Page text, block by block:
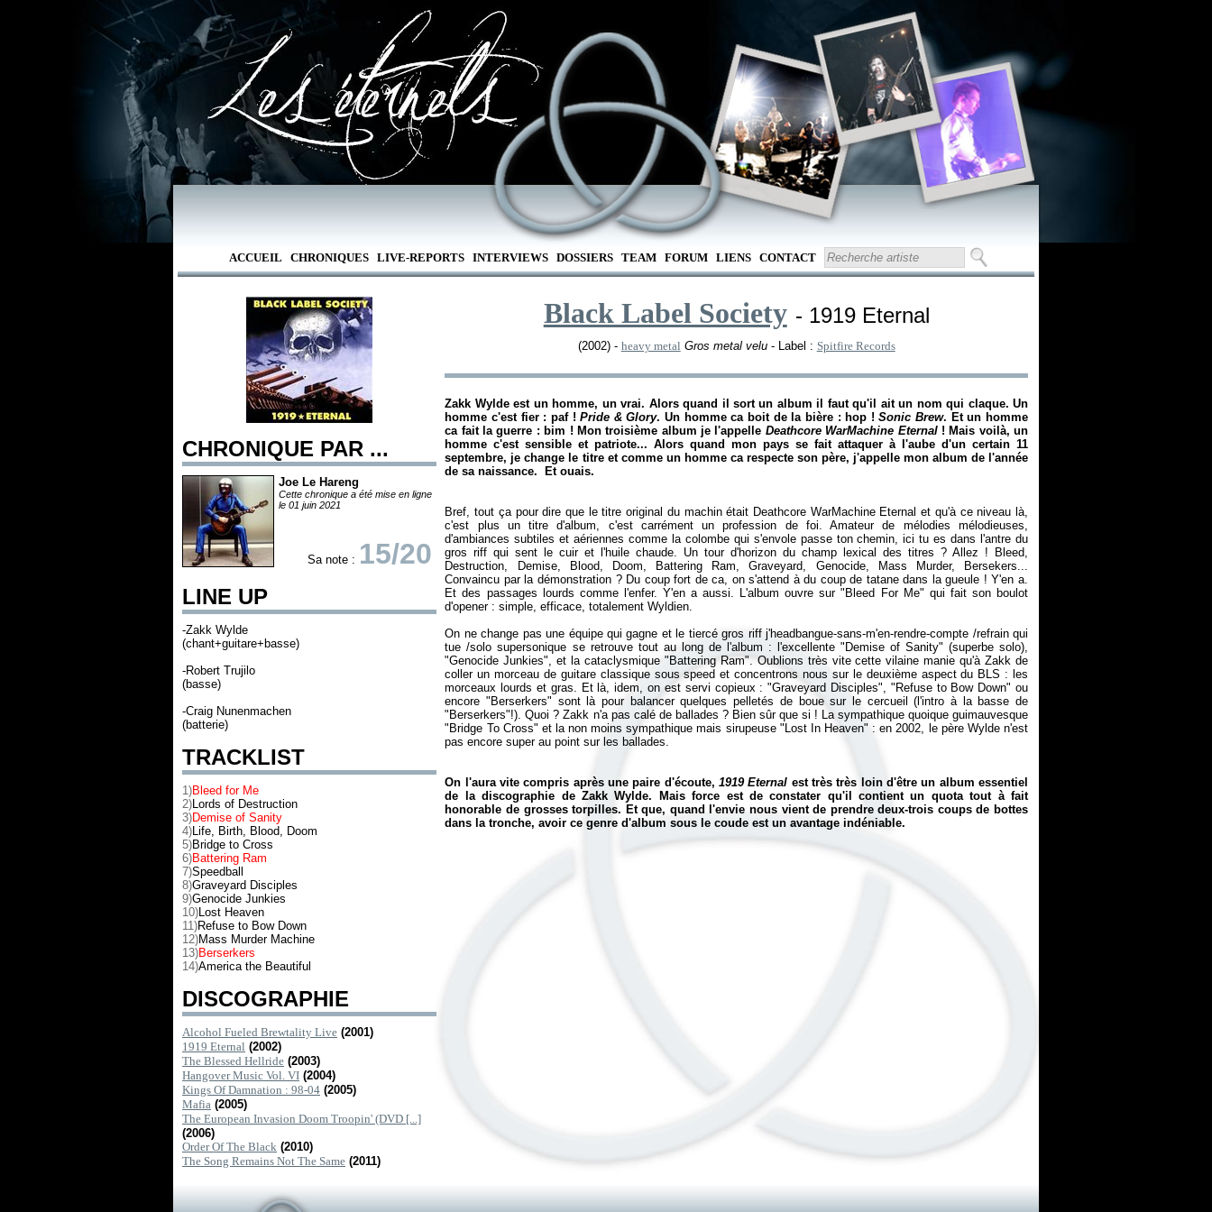
ACCUEIL CHRONIQUES LIVE-REPORTS INTERVIEWS DOSSIERS TEAM FORUM LIENS CONTACT
CHRONIQUE PAR ...
Joe Le Hareng
Cette chronique a été mise en ligne
le 01 juin 2021
Sa note : 15/20
LINE UP
-Zakk Wylde
(chant+guitare+basse)
-Robert Trujilo
(basse)
-Craig Nunenmachen
(batterie)
TRACKLIST
1)Bleed for Me
2)Lords of Destruction
3)Demise of Sanity
4)Life, Birth, Blood, Doom
5)Bridge to Cross
6)Battering Ram
7)Speedball
8)Graveyard Disciples
9)Genocide Junkies
10)Lost Heaven
11)Refuse to Bow Down
12)Mass Murder Machine
13)Berserkers
14)America the Beautiful
DISCOGRAPHIE
Alcohol Fueled Brewtality Live (2001)
1919 Eternal (2002)
The Blessed Hellride (2003)
Hangover Music Vol. VI (2004)
Kings Of Damnation : 98-04 (2005)
Mafia (2005)
The European Invasion Doom Troopin' (DVD [...]
(2006)
Order Of The Black (2010)
The Song Remains Not The Same (2011)
Black Label Society - 1919 Eternal
(2002) - heavy metal Gros metal velu- Label : Spitfire Records
Zakk Wylde est un homme, un vrai. Alors quand il sort un album il faut qu'il ait un nom qui claque. Un
homme c'est fier : paf !Pride & Glory. Un homme ca boit de la bière : hop !Sonic Brew. Et un homme
ca fait la guerre : bim ! Mon troisième album je l'appelle Deathcore WarMachine Eternal ! Mais voilà, un
homme c'est sensible et patriote... Alors quand mon pays se fait attaquer à l'aube d'un certain 11
septembre, je change le titre et comme un homme ca respecte son père, j'appelle mon album de l'année
de sa naissance. Et ouais.
Bref, tout ça pour dire que le titre original du machin était Deathcore WarMachine Eternal et qu'à ce niveau là,
c'est plus un titre d'album, c'est carrément un profession de foi. Amateur de mélodies mélodieuses,
d'ambiances subtiles et aériennes comme la colombe qui s'envole passe ton chemin, ici tu es dans l'antre du
gros riff qui sent le cuir et l'huile chaude. Un tour d'horizon du champ lexical des titres ? Allez ! Bleed,
Destruction, Demise, Blood, Doom, Battering Ram, Graveyard, Genocide, Mass Murder, Bersekers...
Convaincu par la démonstration ? Du coup fort de ca, on s'attend à du coup de tatane dans la gueule ! Y'en a.
Et des passages lourds comme l'enfer. Y'en a aussi. L'album ouvre sur "Bleed For Me" qui fait son boulot
d'opener : simple, efficace, totalement Wyldien.
On ne change pas une équipe qui gagne et le tiercé gros riff j'headbangue-sans-m'en-rendre-compte /refrain qui
tue /solo supersonique se retrouve tout au long de l'album : l'excellente "Demise of Sanity" (superbe solo),
"Genocide Junkies", et la cataclysmique "Battering Ram". Oublions très vite cette vilaine manie qu'à Zakk de
coller un morceau de guitare classique sous speed et concentrons nous sur le deuxième aspect du BLS : les
morceaux lourds et gras. Et là, idem, on est servi copieux : "Graveyard Disciples", "Refuse to Bow Down" ou
encore "Berserkers" sont là pour balancer quelques pelletés de boue sur le cercueil (l'intro à la basse de
"Berserkers"!). Quoi ? Zakk n'a pas calé de ballades ? Bien sûr que si ! La sympathique quoique guimauvesque
"Bridge To Cross" et la non moins sympathique mais sirupeuse "Lost In Heaven" : en 2002, le père Wylde n'est
pas encore super au point sur les ballades.
On l'aura vite compris après une paire d'écoute,1919 Eternal est très très loin d'être un album essentiel
de la discographie de Zakk Wylde. Mais force est de constater qu'il contient un quota tout à fait
honorable de grosses torpilles. Et que, quand l'envie nous vient de prendre deux-trois coups de bottes
dans la tronche, avoir ce genre d'album sous le coude est un avantage indéniable.